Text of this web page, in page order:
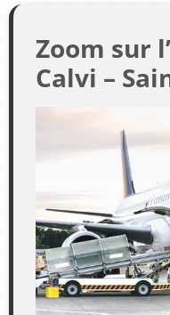
Zoom sur
Calvi –